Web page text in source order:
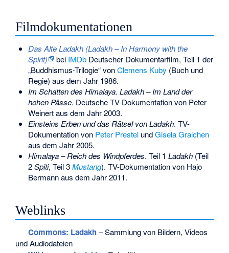
Filmdokumentationen
Das Alte Ladakh (Ladakh – In Harmony with the
Spirit)
bei IMDbDeutscher Dokumentarfilm, Teil 1 der
„Buddhismus-Trilogie“ vonClemens Kuby (Buch und
Regie) aus dem Jahr 1986.
Im Schatten des Himalaya. Ladakh – Im Land der
hohen Pässe. Deutsche TV-Dokumentation von Peter
Weinertaus dem Jahr 2003.
Einsteins Erben und das Rätsel von Ladakh. TV-
Dokumentation von Peter PrestelundGisela Graichen
aus dem Jahr 2005.
Himalaya – Reich des Windpferdes. Teil 1 Ladakh(Teil
2Spiti, Teil 3Mustang). TV-Dokumentation von Hajo
Bermannaus dem Jahr 2011.
Weblinks
Commons: Ladakh– Sammlung von Bildern, Videos
und Audiodateien